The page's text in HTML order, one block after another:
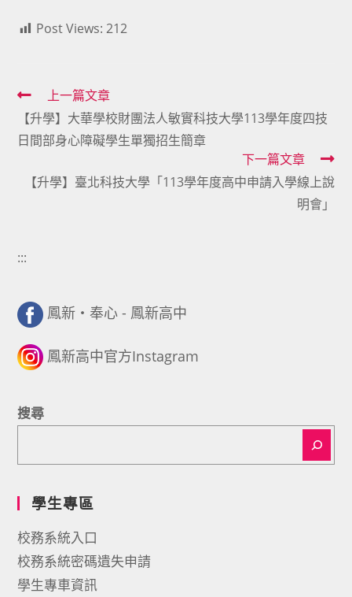
Post Views: 212
Read
more
articles
上一篇文章
【升學】大華學校財團法人敏實科技大學113學年度四技
日間部身心障礙學生單獨招生簡章
下一篇文章
【升學】臺北科技大學「113學年度高中申請入學線上說
明會」
:::
鳳新・奉心 - 鳳新高中
鳳新高中官方Instagram
搜尋
學生專區
校務系統入口
校務系統密碼遺失申請
學生專車資訊